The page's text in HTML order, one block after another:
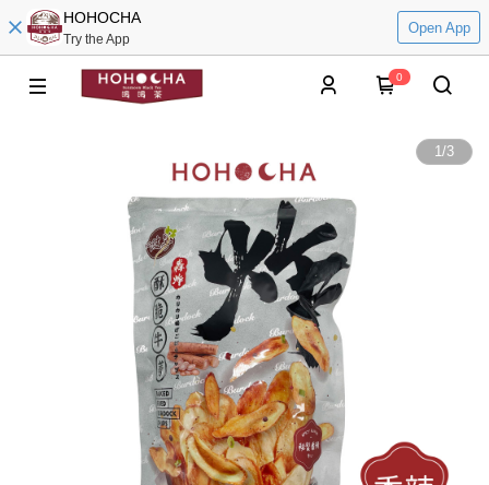
HOHOCHA
Try the App
Open App
0
1/3